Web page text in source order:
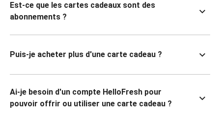
Est-ce que les cartes cadeaux sont des
abonnements ?
Puis-je acheter plus d'une carte cadeau ?
Ai-je besoin d'un compte HelloFresh pour
pouvoir offrir ou utiliser une carte cadeau ?